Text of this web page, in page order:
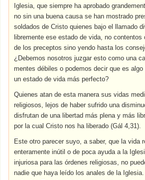
Iglesia, que siempre ha aprobado
no sin una buena causa se han mostrado
soldados de Cristo quienes bajo el llamado
libremente ese estado de vida, no contentos
de los preceptos sino yendo hasta los
¿Debemos nosotros juzgar esto como una
mentes débiles o podemos decir que es
un estado de vida más perfecto?
Quienes atan de esta manera sus vidas
religiosos, lejos de haber sufrido una
disfrutan de una libertad más plena y más
por la cual Cristo nos ha liberado (Gál 4,31).
Este otro parecer suyo, a saber, que la vida
enteramente inútil o de poca ayuda a la
injuriosa para las órdenes religiosas, no
nadie que haya leído los anales de la